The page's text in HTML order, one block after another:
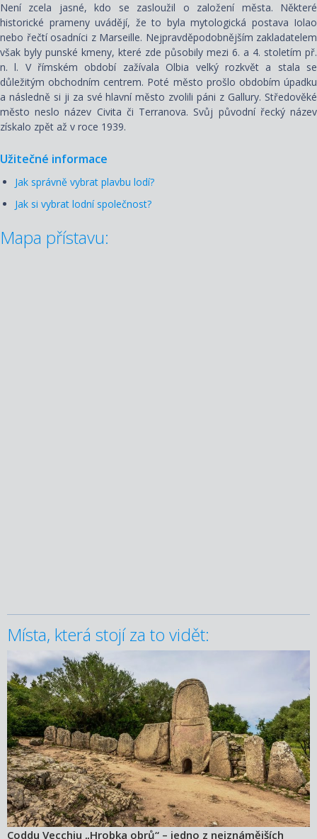
Není zcela jasné, kdo se zasloužil o založení města. Některé
historické prameny uvádějí, že to byla mytologická postava Iolao
nebo řečtí osadníci z Marseille. Nejpravděpodobnějším zakladatelem
však byly punské kmeny, které zde působily mezi 6. a 4. stoletím př.
n. l. V římském období zažívala Olbia velký rozkvět a stala se
důležitým obchodním centrem. Poté město prošlo obdobím úpadku
a následně si ji za své hlavní město zvolili páni z Gallury. Středověké
město neslo název Civita či Terranova. Svůj původní řecký název
získalo zpět až v roce 1939.
Užitečné informace
Jak správně vybrat plavbu lodí?
Jak si vybrat lodní společnost?
Mapa přístavu:
Místa, která stojí za to vidět:
Coddu Vecchiu „Hrobka obrů“ – jedno z nejznámějších